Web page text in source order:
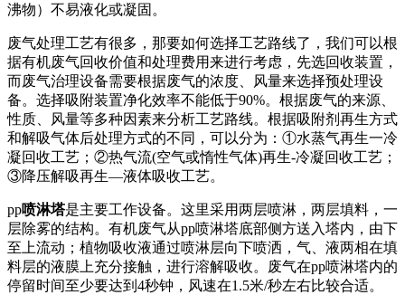
沸物）不易液化或凝固。
废气处理工艺有很多，那要如何选择工艺路线了，我们可以根
据有机废气回收价值和处理费用来进行考虑，先选回收装置，
而废气治理设备需要根据废气的浓度、风量来选择预处理设
备。选择吸附装置净化效率不能低于90%。根据废气的来源、
性质、风量等多种因素来分析工艺路线。根据吸附剂再生方式
和解吸气体后处理方式的不同，可以分为：①水蒸气再生一冷
凝回收工艺；②热气流(空气或惰性气体)再生-冷凝回收工艺；
③降压解吸再生—液体吸收工艺。
pp喷淋塔是主要工作设备。这里采用两层喷淋，两层填料，一
层除雾的结构。有机废气从pp喷淋塔底部侧方送入塔内，由下
至上流动；植物吸收液通过喷淋层向下喷洒，气、液两相在填
料层的液膜上充分接触，进行溶解吸收。废气在pp喷淋塔内的
停留时间至少要达到4秒钟，风速在1.5米/秒左右比较合适。